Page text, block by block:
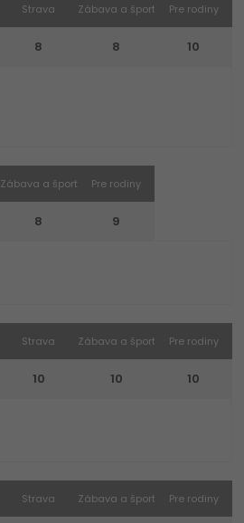
Strava
8
Zábava a šport
8
Pre rodiny
10
Zábava a šport
8
Pre rodiny
9
Strava
10
Zábava a šport
10
Pre rodiny
10
Strava Zábava a šport Pre rodiny